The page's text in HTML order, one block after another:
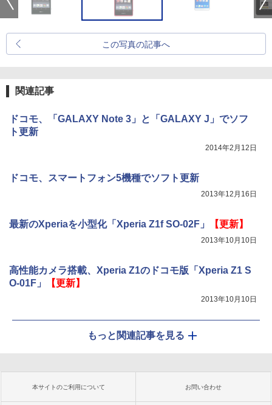
この写真の記事へ
関連記事
ドコモ、「GALAXY Note 3」と「GALAXY J」でソフ
ト更新
2014年2月12日
ドコモ、スマートフォン5機種でソフト更新
2013年12月16日
最新のXperiaを小型化「Xperia Z1f SO-02F」 【更新】
2013年10月10日
高性能カメラ搭載、Xperia Z1のドコモ版「Xperia Z1 S
O-01F」
【更新】
2013年10月10日
もっと関連記事を見る
本サイトのご利用について お問い合わせ